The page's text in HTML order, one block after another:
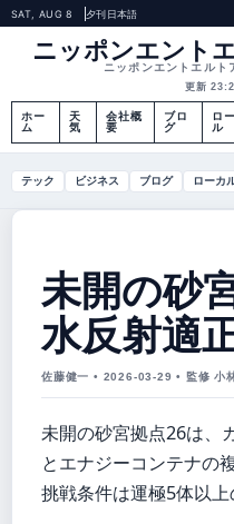
SAT, AUG 8 夕刊日本語
ニッポンエント
ニッポンエントエルト
更新
ホー
ム
天
気
会社概
要
ブロ
グ
ロ
ル
テック ビジネス ブログ ローカ
未開の砂
水反射適
佐藤健一 • 2026-03-29 • 監修 小
未開の砂宮拠点26は、
とエナジーコンテナの
挑戦条件は運極5体以